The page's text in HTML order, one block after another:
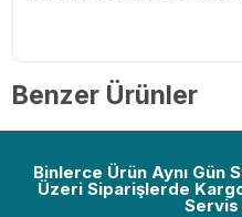
Benzer Ürünler
Binlerce Ürün Aynı Gün
Üzeri Siparişlerde
Servis